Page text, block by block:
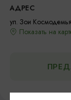
АДРЕС
ул. Зои
Показать на